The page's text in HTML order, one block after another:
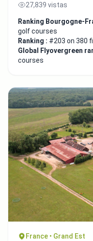
27,839 vistas
Ranking Bourgogne-
golf courses
Ranking : #203 on 380
Global Flyovergreen
courses
France • Grand Est